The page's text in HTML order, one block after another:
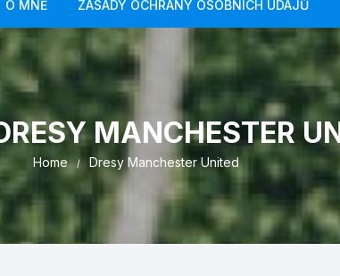
O MNĚ ZÁSADY OCHRANY OSOBNÍCH ÚDAJŮ
MANCHESTER
Home Dresy Manchester United